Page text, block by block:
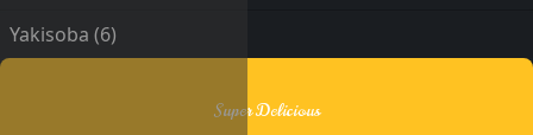
Yakisoba (6)
Super Delicious